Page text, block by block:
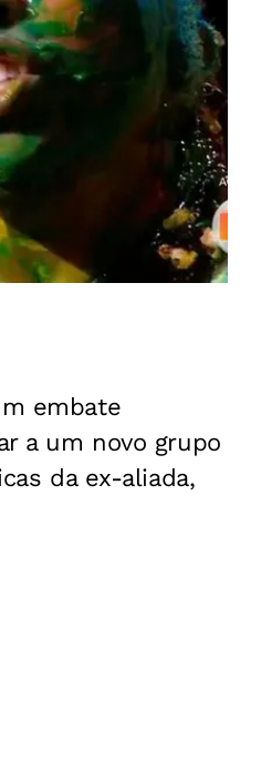
embate
a um novo grupo
da ex-aliada,